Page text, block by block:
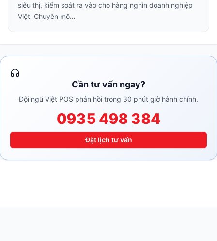
siêu thị, kiểm soát ra vào cho hàng nghìn doanh nghiệp
Việt. Chuyên mô…
Cần tư vấn ngay?
Đội ngũ Việt POS phản hồi trong 30 phút giờ hành chính.
0935 498 384
Đặt lịch tư vấn